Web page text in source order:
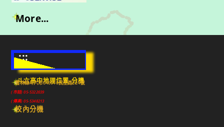
More...
:::
斗六高中地理位置-分機
雲林縣斗六市640010民生路224號
(市話) 05-5322039
(傳真) 05-5348213
校內分機